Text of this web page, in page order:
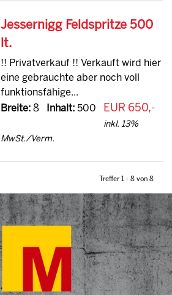
Jessernigg Feldspritze 500
lt.
!! Privatverkauf !! Verkauft wird hier
eine gebrauchte aber noch voll
funktionsfähige...
Breite:8 Inhalt:500 EUR 650,-
inkl. 13%
MwSt./Verm.
Treffer 1 - 8 von 8